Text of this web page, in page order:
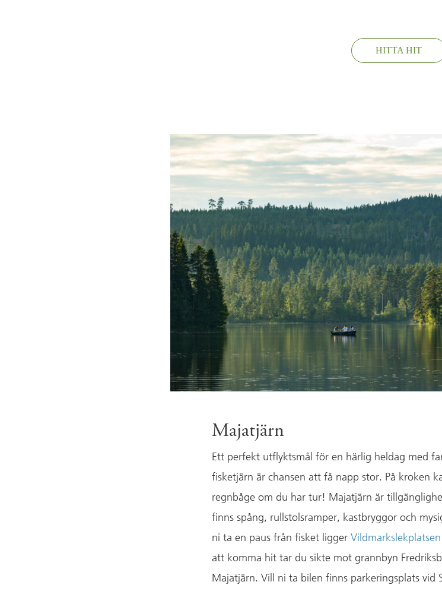
HITTA HIT
Majatjärn
Ett perfekt utflyktsmål för en härlig heldag med
fisketjärn är chansen att få napp stor. På kroken
regnbåge om du har tur! Majatjärn är
finns spång, rullstolsramper, kastbryggor och
ni ta en paus från fisket ligger Vildmarkslekplatsen
att komma hit tar du sikte mot grannbyn
Majatjärn. Vill ni ta bilen finns parkeringsplats vid